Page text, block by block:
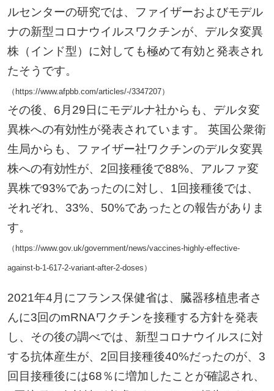
ルセンターの研究では、ファイザーおよびモデル
ナの新型コロナウイルスワクチンが、デルタ変異
株（インド型）に対しても極めて有効と発表され
たそうです。
（https://www.afpbb.com/articles/-/3347207）
その後、6月29日にモデルナ社からも、デルタ変
異株への有効性が発表されています。 英国公衆衛
生局からも、ファイザー社ワクチンのデルタ変異
株への有効性が、2回接種後で88%、アルファ変
異株で93%であったのに対し、1回接種後では、
それぞれ、33%、50%であったとの報告がありま
す。
（https://www.gov.uk/government/news/vaccines-highly-effective-
against-b-1-617-2-variant-after-2-doses）
2021年4月にフランス保健省は、臓器移植患者さ
んに3回のmRNAワクチンを接種する方針を発表
し、その後の調べでは、新型コロナウイルスに対
する抗体産生が、2回目接種後40%だったのが、3
回目接種後には68％に増加したことが確認され、